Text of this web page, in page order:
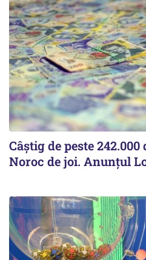
Câștig de peste
Noroc de joi. Anunțul